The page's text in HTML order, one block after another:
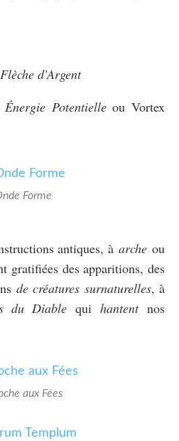
Flèche d'Argent
Énergie Potentielleou Vortex
Forme
antiques, àarche ou
gratifiées des apparitions, des
de créatures surnaturelles, à
du Diable qui hantentnos
aux Fées